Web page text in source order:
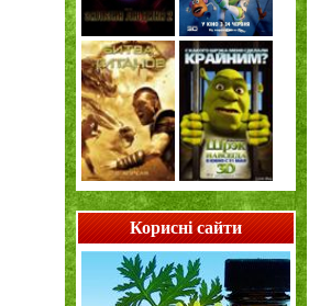
Корисні сайти